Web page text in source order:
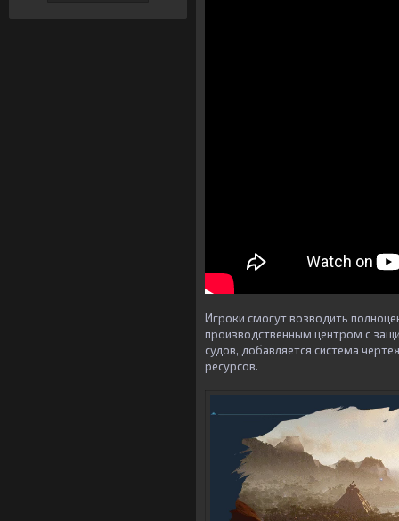
Игроки смогут возводить
производственным центром с
судов, добавляется система
ресурсов.